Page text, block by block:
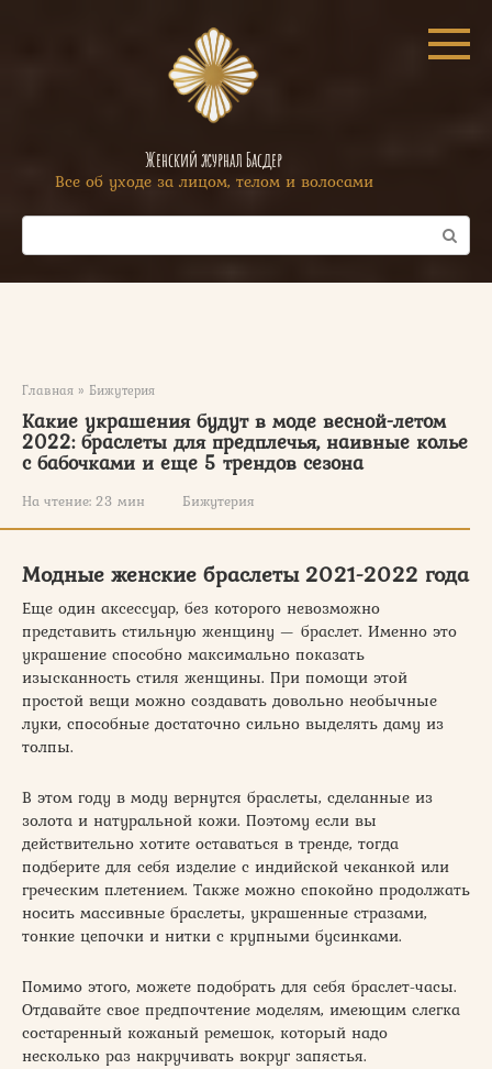
Женский журнал Басдер
Все об уходе за лицом, телом и волосами
Поиск:
Главная » Бижутерия
Какие украшения будут в моде весной-летом
2022: браслеты для предплечья, наивные колье
с бабочками и еще 5 трендов сезона
На чтение: 23 мин Бижутерия
Модные женские браслеты 2021-2022 года
Еще один аксессуар, без которого невозможно
представить стильную женщину — браслет. Именно это
украшение способно максимально показать
изысканность стиля женщины. При помощи этой
простой вещи можно создавать довольно необычные
луки, способные достаточно сильно выделять даму из
толпы.
В этом году в моду вернутся браслеты, сделанные из
золота и натуральной кожи. Поэтому если вы
действительно хотите оставаться в тренде, тогда
подберите для себя изделие с индийской чеканкой или
греческим плетением. Также можно спокойно продолжать
носить массивные браслеты, украшенные стразами,
тонкие цепочки и нитки с крупными бусинками.
Помимо этого, можете подобрать для себя браслет-часы.
Отдавайте свое предпочтение моделям, имеющим слегка
состаренный кожаный ремешок, который надо
несколько раз накручивать вокруг запястья.